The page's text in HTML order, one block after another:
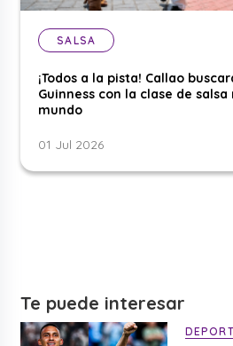
SALSA
¡Todos a la pista! Callao
Guinness con la clase de
mundo
01 Jul 2026
Te puede interesar